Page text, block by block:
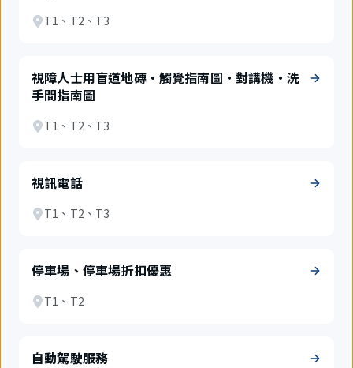
T1、T2、T3
視障人士用盲道地磚・觸覺指南圖・對講機・洗
手間指南圖
T1、T2、T3
視訊電話
T1、T2、T3
停車場、停車場折扣優惠
T1、T2
自動駕駛服務